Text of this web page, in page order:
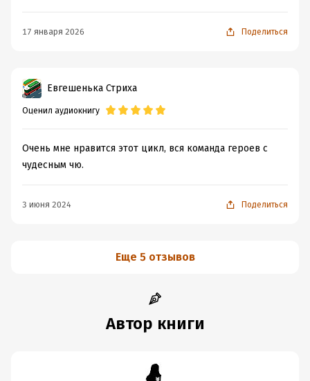
17 января 2026 Поделиться
Евгешенька Стриха
Оценил аудиокнигу
Очень мне нравится этот цикл, вся команда героев с
чудесным чю.
3 июня 2024 Поделиться
Еще 5 отзывов
Автор книги